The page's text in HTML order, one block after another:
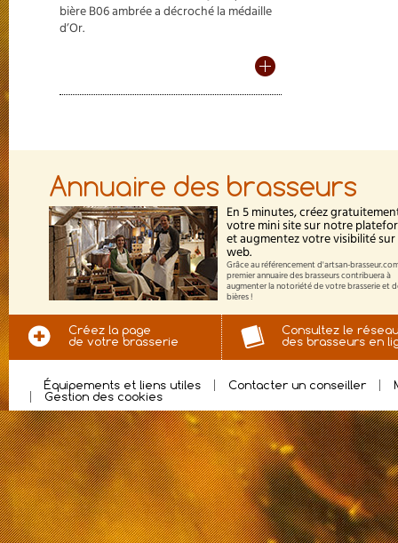
bière B06 ambrée a décroché la médaille
d’Or.
Annuaire des brasseurs
En 5 minutes, créez
votre mini site sur notre
et augmentez votre visibilité sur
web.
Grâce au référencement d'artsan-
premier annuaire des brasseurs contribuera à
augmenter la notoriété de votre brasserie et
bières !
Créez la page
de votre brasserie
Consultez le réseau
des brasseurs en
Équipements et liens utiles Contacter un conseiller
Gestion des cookies